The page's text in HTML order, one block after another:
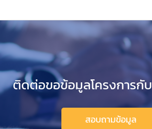
ติดต่อขอข้อมูลโครงการกับ
สอบถามข้อมูล